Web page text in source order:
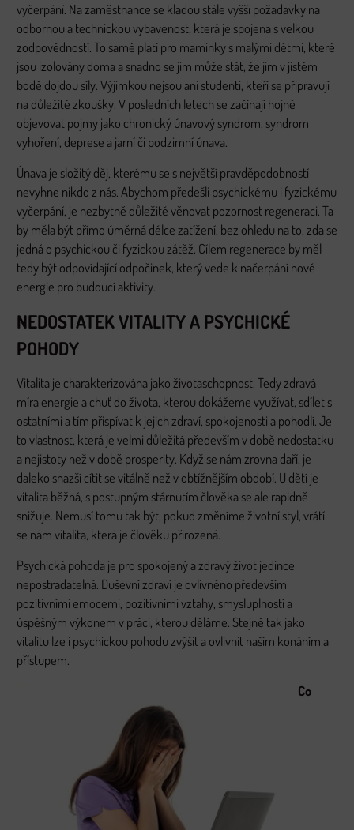
vyčerpání. Na zaměstnance se kladou stále vyšší požadavky na
odbornou a technickou vybavenost, která je spojena s velkou
zodpovědností. To samé platí pro maminky s malými dětmi, které
jsou izolovány doma a snadno se jim může stát, že jim v jistém
bodě dojdou síly. Výjimkou nejsou ani studenti, kteří se připravují
na důležité zkoušky. V posledních letech se začínají hojně
objevovat pojmy jako chronický únavový syndrom, syndrom
vyhoření, deprese a jarní či podzimní únava.
Únava je složitý děj, kterému se s největší pravděpodobností
nevyhne nikdo z nás. Abychom předešli psychickému i fyzickému
vyčerpání, je nezbytně důležité věnovat pozornost regeneraci. Ta
by měla být přímo úměrná délce zatížení, bez ohledu na to, zda se
jedná o psychickou či fyzickou zátěž. Cílem regenerace by měl
tedy být odpovídající odpočinek, který vede k načerpání nové
energie pro budoucí aktivity.
NEDOSTATEK VITALITY A PSYCHICKÉ
POHODY
Vitalita je charakterizována jako životaschopnost. Tedy zdravá
míra energie a chuť do života, kterou dokážeme využívat, sdílet s
ostatními a tím přispívat k jejich zdraví, spokojenosti a pohodlí. Je
to vlastnost, která je velmi důležitá především v době nedostatku
a nejistoty než v době prosperity. Když se nám zrovna daří, je
daleko snazší cítit se vitálně než v obtížnějším období. U dětí je
vitalita běžná, s postupným stárnutím člověka se ale rapidně
snižuje. Nemusí tomu tak být, pokud změníme životní styl, vrátí
se nám vitalita, která je člověku přirozená.
Psychická pohoda je pro spokojený a zdravý život jedince
nepostradatelná. Duševní zdraví je ovlivněno především
pozitivními emocemi, pozitivními vztahy, smysluplností a
úspěšným výkonem v práci, kterou děláme. Stejně tak jako
vitalitu lze i psychickou pohodu zvýšit a ovlivnit naším konáním a
přístupem.
Co